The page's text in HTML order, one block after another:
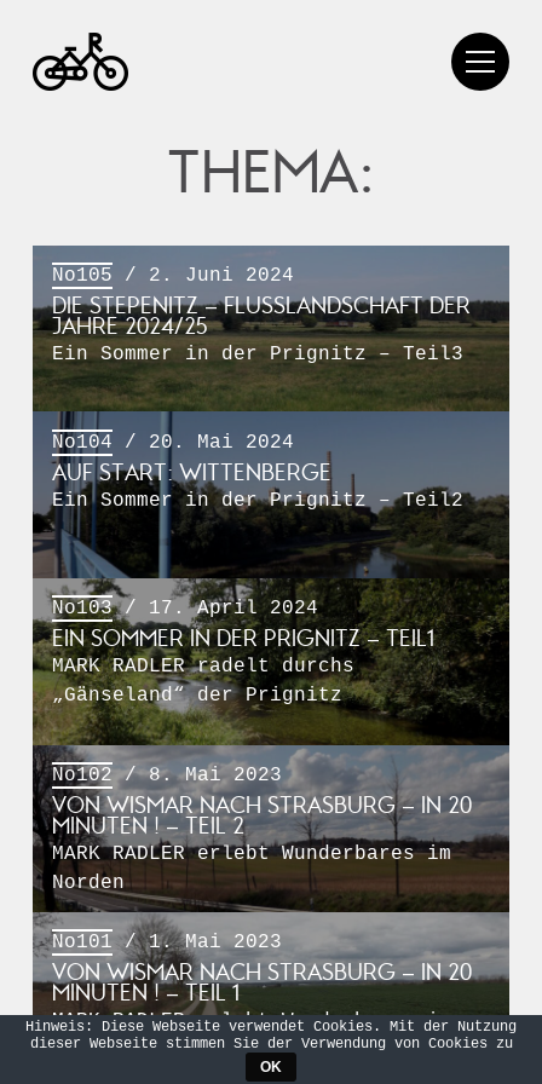
THEMA:
No105 / 2. Juni 2024
DIE STEPENITZ – FLUSSLANDSCHAFT DER
JAHRE 2024/25
Ein Sommer in der Prignitz – Teil3
No104 / 20. Mai 2024
AUF START: WITTENBERGE
Ein Sommer in der Prignitz – Teil2
No103/ 17. April 2024
EIN SOMMER IN DER PRIGNITZ – TEIL1
MARK RADLER radelt durchs
„Gänseland“ der Prignitz
No102/ 8. Mai 2023
VON WISMAR NACH STRASBURG – IN 20
MINUTEN ! – TEIL 2
MARK RADLER erlebt Wunderbares im
Norden
No101 / 1. Mai 2023
VON WISMAR NACH STRASBURG – IN 20
MINUTEN ! – TEIL 1
MARK RADLER erlebt Wunderbares im
Norden
Hinweis: Diese Webseite verwendet Cookies. Mit der Nutzung
dieser Webseite stimmen Sie der Verwendung von Cookies zu
OK